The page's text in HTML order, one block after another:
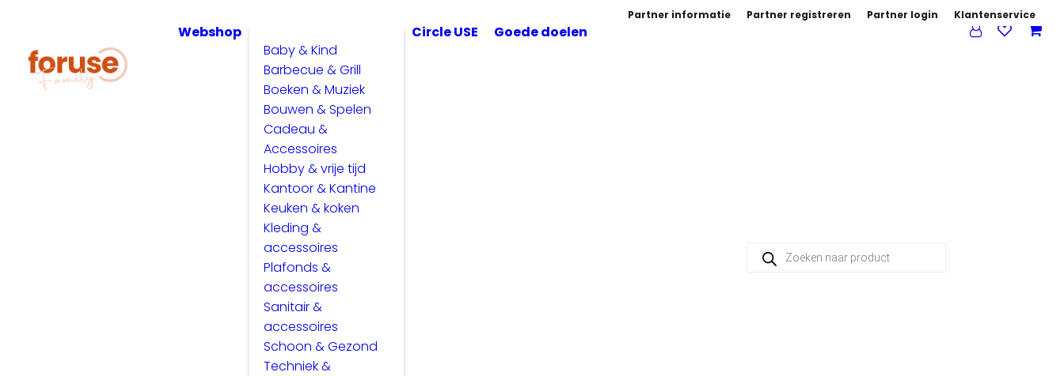
Partner informatie Partner registreren Partner login Klantenservice
Webshop
Baby & Kind
Barbecue & Grill
Boeken & Muziek
Bouwen & Spelen
Cadeau &
Accessoires
Hobby & vrije tijd
Kantoor & Kantine
Keuken & koken
Kleding &
accessoires
Plafonds &
accessoires
Sanitair &
accessoires
Schoon & Gezond
Techniek &
Circle USE Goede doelen
Producten zoeken